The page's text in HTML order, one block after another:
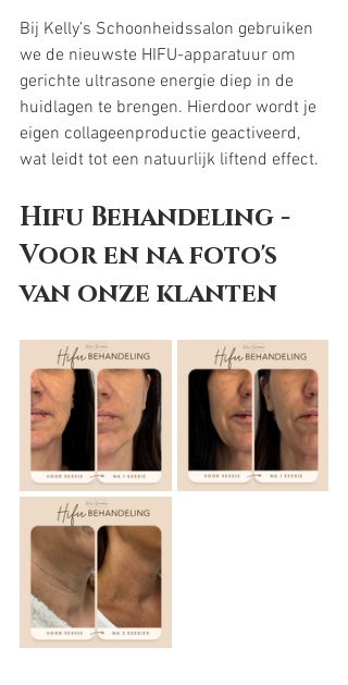
Bij Kelly’s Schoonheidssalon gebruiken
we de nieuwste HIFU-apparatuur om
gerichte ultrasone energie diep in de
huidlagen te brengen. Hierdoor wordt je
eigen collageenproductie geactiveerd,
wat leidt tot een natuurlijk liftend effect.
Hifu Behandeling -
Voor en na foto's
van onze klanten